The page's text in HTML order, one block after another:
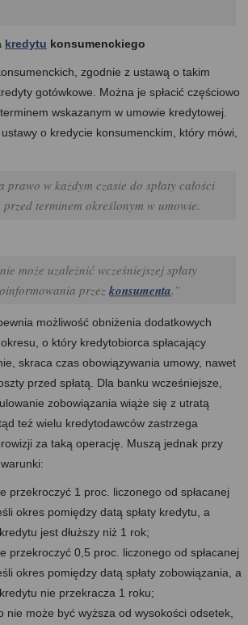
kredytu konsumenckiego
zgodnie z ustawą o takim
gotówkowe. Można je spłacić częściowo
wskazanym w umowie kredytowej.
o kredycie konsumenckim, który mówi,
prawo w każdym czasie do spłaty całości
terminem określonym w umowie.
może uzależnić wcześniejszej spłaty
przez konsumenta.”
możliwość obniżenia dodatkowych
o który kredytobiorca spłacający
skraca czas obowiązywania umowy, nawet
przed spłatą. Dla banku wcześniejsze,
zobowiązania wiąże się z utratą
też wielu kredytodawców zastrzega
za taką operację. Muszą jednak przy
przekroczyć 1 proc. liczonego od spłacanej
okres pomiędzy datą spłaty kredytu, a
jest dłuższy niż 1 rok;
przekroczyć 0,5 proc. liczonego od spłacanej
okres pomiędzy datą spłaty zobowiązania, a
nie przekracza 1 roku;
nie może być wyższa od wysokości odsetek,